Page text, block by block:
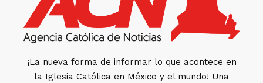
¡La nueva forma de informar lo que acontece en
la Iglesia Católica en México y el mundo! Una